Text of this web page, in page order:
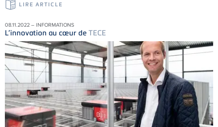
LIRE ARTICLE
08.11.2022 – INFORMATIONS
L’innovation au cœur de TECE